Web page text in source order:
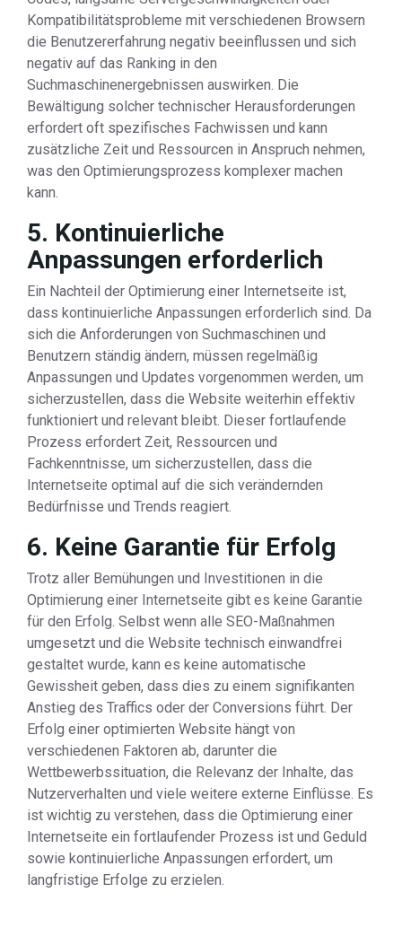
Kompatibilitätsprobleme mit verschiedenen Browsern
die Benutzererfahrung negativ beeinflussen und sich
negativ auf das Ranking in den
Suchmaschinenergebnissen auswirken. Die
Bewältigung solcher technischer Herausforderungen
erfordert oft spezifisches Fachwissen und kann
zusätzliche Zeit und Ressourcen in Anspruch nehmen,
was den Optimierungsprozess komplexer machen
kann.
5. Kontinuierliche
Anpassungen erforderlich
Ein Nachteil der Optimierung einer Internetseite ist,
dass kontinuierliche Anpassungen erforderlich sind. Da
sich die Anforderungen von Suchmaschinen und
Benutzern ständig ändern, müssen regelmäßig
Anpassungen und Updates vorgenommen werden, um
sicherzustellen, dass die Website weiterhin effektiv
funktioniert und relevant bleibt. Dieser fortlaufende
Prozess erfordert Zeit, Ressourcen und
Fachkenntnisse, um sicherzustellen, dass die
Internetseite optimal auf die sich verändernden
Bedürfnisse und Trends reagiert.
6. Keine Garantie für Erfolg
Trotz aller Bemühungen und Investitionen in die
Optimierung einer Internetseite gibt es keine Garantie
für den Erfolg. Selbst wenn alle SEO-Maßnahmen
umgesetzt und die Website technisch einwandfrei
gestaltet wurde, kann es keine automatische
Gewissheit geben, dass dies zu einem signifikanten
Anstieg des Traffics oder der Conversions führt. Der
Erfolg einer optimierten Website hängt von
verschiedenen Faktoren ab, darunter die
Wettbewerbssituation, die Relevanz der Inhalte, das
Nutzerverhalten und viele weitere externe Einflüsse. Es
ist wichtig zu verstehen, dass die Optimierung einer
Internetseite ein fortlaufender Prozess ist und Geduld
sowie kontinuierliche Anpassungen erfordert, um
langfristige Erfolge zu erzielen.